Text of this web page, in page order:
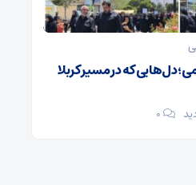
دل‌هایی که در مسیر کربلا
۰